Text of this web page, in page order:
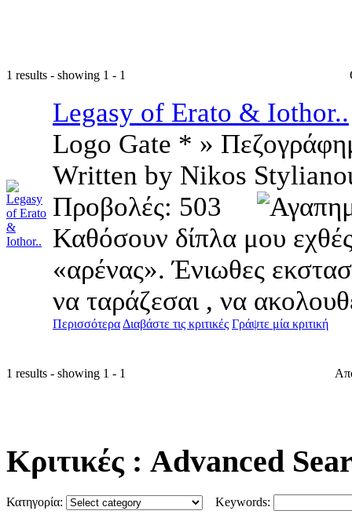
1 results - showing 1 - 1
Legasy of Erato & Iothor..
Logo Gate * »
Written by Nikos
Προβολές: 503
Καθόσουν δίπλα μου
«αρένας». Ένιωθες
να ταράζεσαι , να
ΠερισσότεραΔιαβάστε τις κριτικές Γράψτε μία κριτική
1 results - showing 1 - 1
Κριτικές : Advanced
Κατηγορία: Keywords: